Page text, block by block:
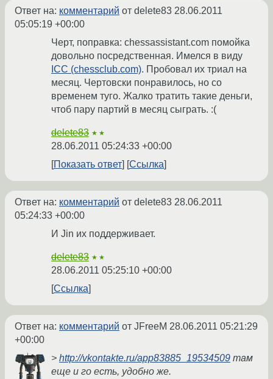
Ответ на: комментарий от delete83 28.06.2011
05:05:19 +00:00
Черт, поправка: chessassistant.com помойка
довольно посредственная. Имелся в виду
ICC (chessclub.com). Пробовал их триал на
месяц. Чертовски понравилось, но со
временем туго. Жалко тратить такие деньги,
чтоб пару партий в месяц сыграть. :(
delete83 ★★
28.06.2011 05:24:33 +00:00
Показать ответ
Ссылка
Ответ на: комментарий от delete83 28.06.2011
05:24:33 +00:00
И Jin их поддерживает.
delete83 ★★
28.06.2011 05:25:10 +00:00
Ссылка
Ответ на: комментарий от JFreeM 28.06.2011 05:21:29
+00:00
> http://vkontakte.ru/app83885_19534509 там
еще и го есть, удобно же.